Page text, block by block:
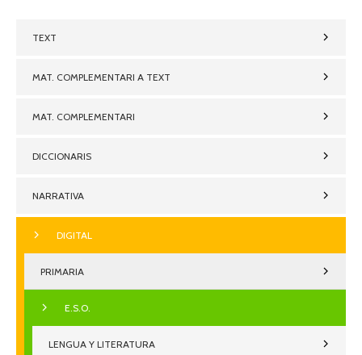
TEXT
MAT. COMPLEMENTARI A TEXT
MAT. COMPLEMENTARI
DICCIONARIS
NARRATIVA
DIGITAL
PRIMARIA
E.S.O.
LENGUA Y LITERATURA